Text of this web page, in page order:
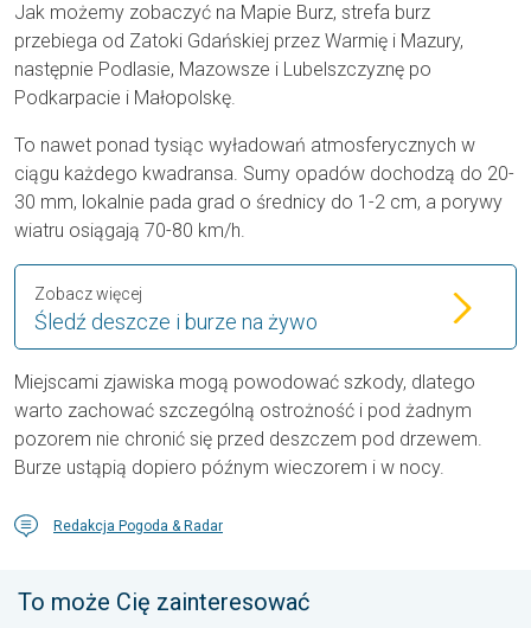
Jak możemy zobaczyć na Mapie Burz, strefa burz
przebiega od Zatoki Gdańskiej przez Warmię i Mazury,
następnie Podlasie, Mazowsze i Lubelszczyznę po
Podkarpacie i Małopolskę.
To nawet ponad tysiąc wyładowań atmosferycznych w
ciągu każdego kwadransa. Sumy opadów dochodzą do 20-
30 mm, lokalnie pada grad o średnicy do 1-2 cm, a porywy
wiatru osiągają 70-80 km/h.
Śledź deszcze i burze na żywo
Zobacz więcej
Miejscami zjawiska mogą powodować szkody, dlatego
warto zachować szczególną ostrożność i pod żadnym
pozorem nie chronić się przed deszczem pod drzewem.
Burze ustąpią dopiero późnym wieczorem i w nocy.
Redakcja Pogoda & Radar
To może Cię zainteresować